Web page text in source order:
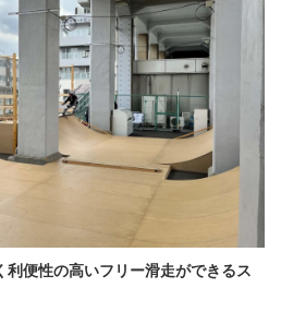
利便性の高いフリー滑走ができるス